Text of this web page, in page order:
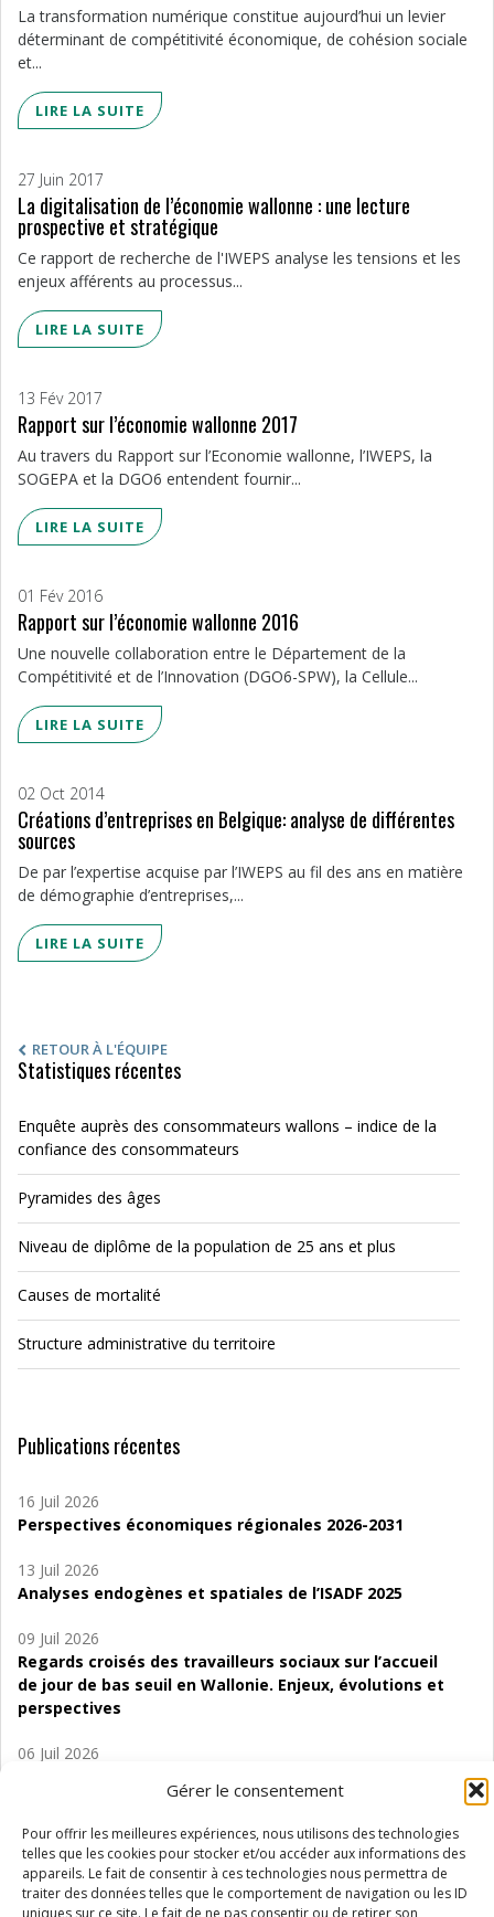
Gérer le consentement
Pour offrir les meilleures expériences, nous utilisons des technologies
telles que les cookies pour stocker et/ou accéder aux informations des
appareils. Le fait de consentir à ces technologies nous permettra de
traiter des données telles que le comportement de navigation ou les ID
uniques sur ce site. Le fait de ne pas consentir ou de retirer son
La transformation numérique constitue aujourd’hui un levier
déterminant de compétitivité économique, de cohésion sociale
et...
LIRE LA SUITE
27 Juin 2017
La digitalisation de l’économie wallonne : une lecture
prospective et stratégique
Ce rapport de recherche de l'IWEPS analyse les tensions et les
enjeux afférents au processus...
LIRE LA SUITE
13 Fév 2017
Rapport sur l’économie wallonne 2017
Au travers du Rapport sur l’Economie wallonne, l’IWEPS, la
SOGEPA et la DGO6 entendent fournir...
LIRE LA SUITE
01 Fév 2016
Rapport sur l’économie wallonne 2016
Une nouvelle collaboration entre le Département de la
Compétitivité et de l’Innovation (DGO6-SPW), la Cellule...
LIRE LA SUITE
02 Oct 2014
Créations d’entreprises en Belgique: analyse de différentes
sources
De par l’expertise acquise par l’IWEPS au fil des ans en matière
de démographie d’entreprises,...
LIRE LA SUITE
RETOUR À L'ÉQUIPE
Statistiques récentes
Enquête auprès des consommateurs wallons – indice de la
confiance des consommateurs
Pyramides des âges
Niveau de diplôme de la population de 25 ans et plus
Causes de mortalité
Structure administrative du territoire
Publications récentes
16 Juil 2026
Perspectives économiques régionales 2026-2031
13 Juil 2026
Analyses endogènes et spatiales de l’ISADF 2025
09 Juil 2026
Regards croisés des travailleurs sociaux sur l’accueil
de jour de bas seuil en Wallonie. Enjeux, évolutions et
perspectives
06 Juil 2026
d’accompagnement à l’autocréation d’emploi (SAACE)
01 Juil 2026
Pénurie du personnel infirmier :quels indicateurs
d’offre de soins pour comprendre la situation en